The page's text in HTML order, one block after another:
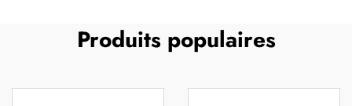
Produits populaires